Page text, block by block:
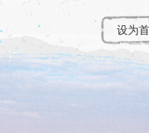
设为